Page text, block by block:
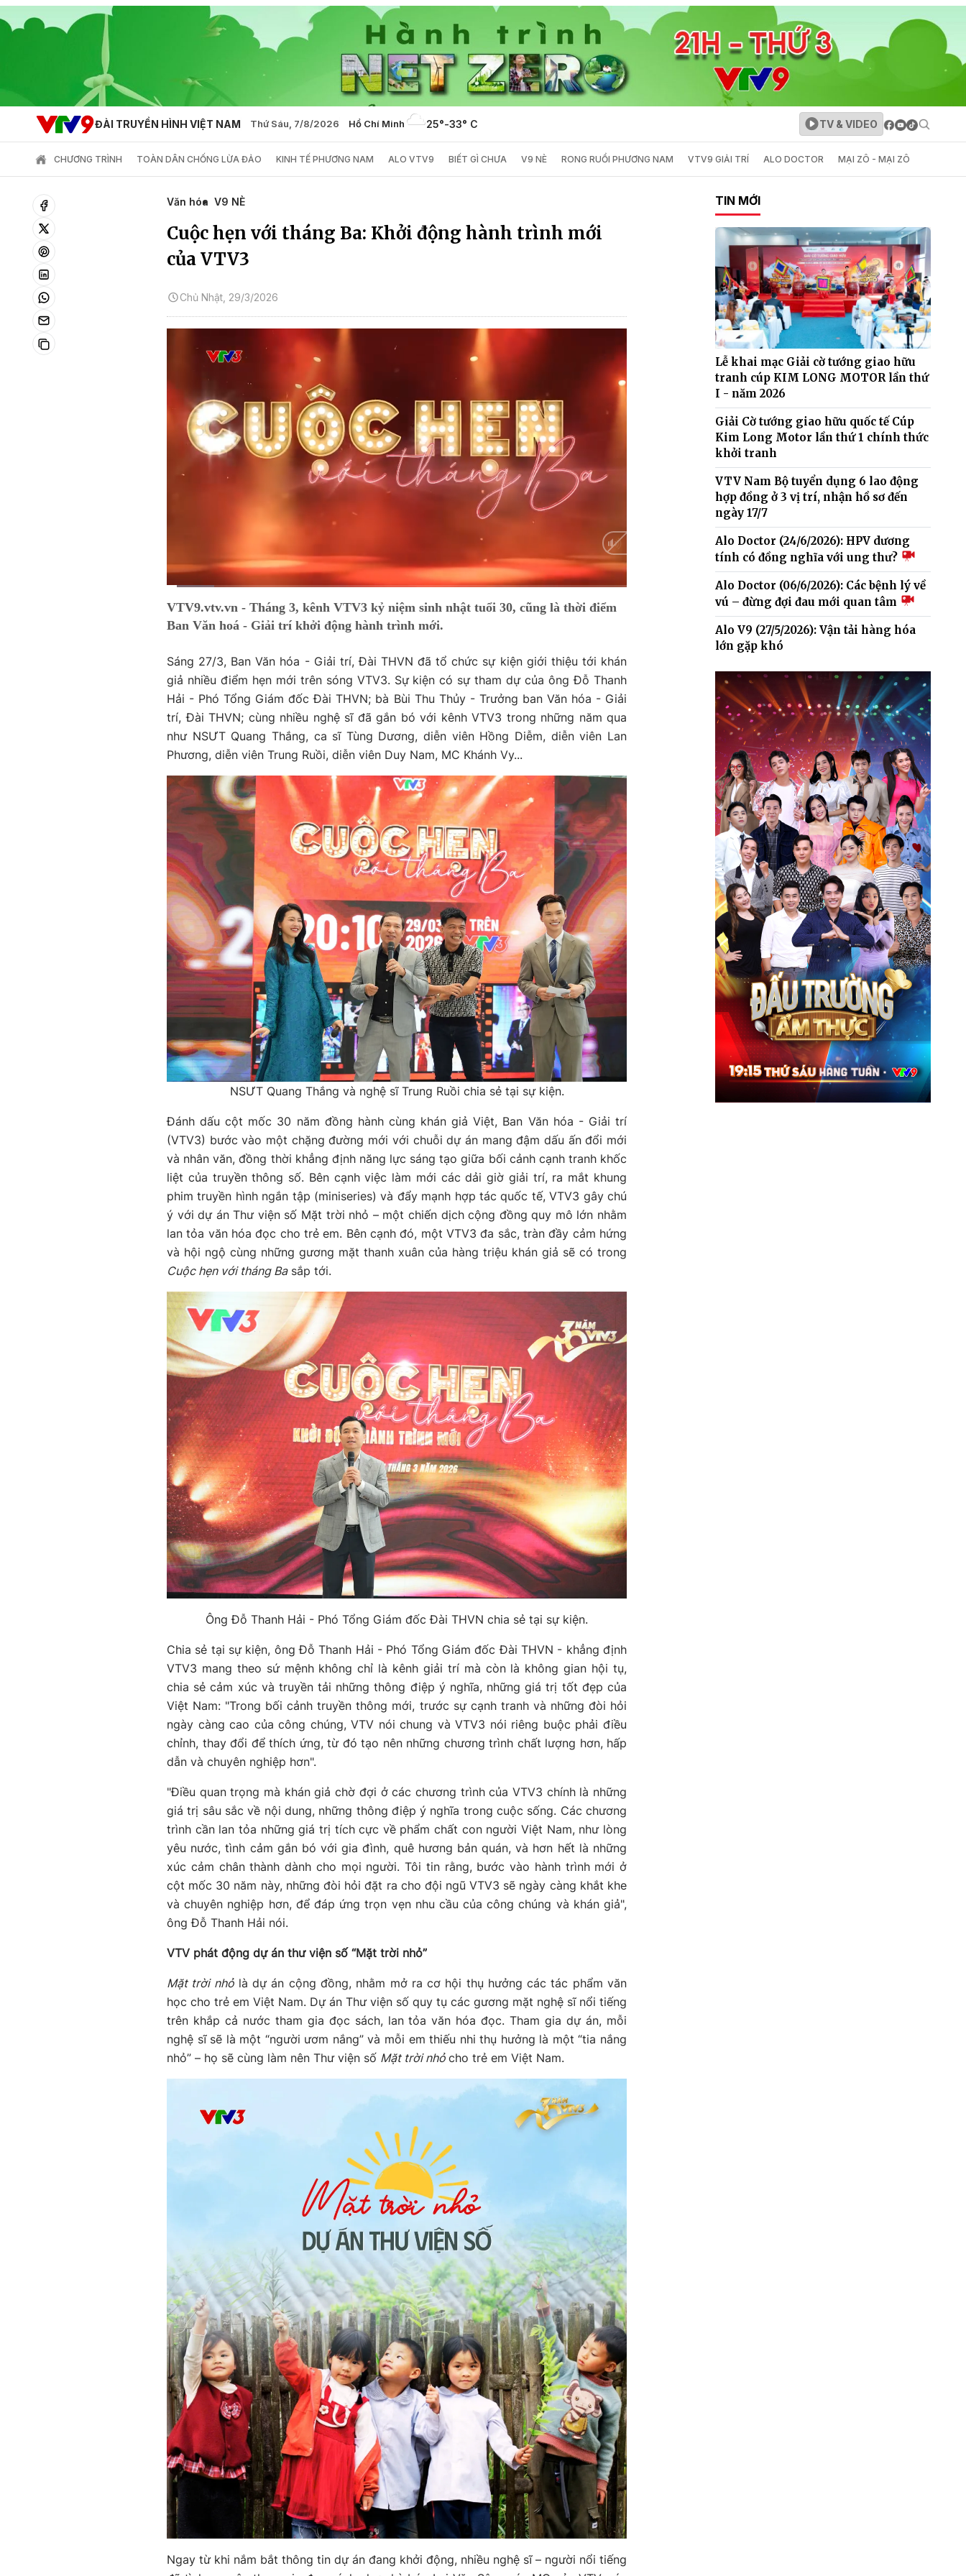
ĐÀI TRUYỀN HÌNH VIỆT NAM Thứ Sáu, 7/8/2026 Hồ Chí Minh 25°-33° C TV & VIDEO
CHƯƠNG TRÌNH TOÀN DÂN CHỐNG LỪA ĐẢO KINH TẾ PHƯƠNG NAM ALO VTV9 BIẾT GÌ CHƯA V9 NÈ RONG RUỔI PHƯƠNG NAM VTV9 GIẢI TRÍ ALO DOCTOR MẠI ZÔ - MẠI ZÔ
Văn hóa V9 NÈ
Cuộc hẹn với tháng Ba: Khởi động hành trình mới
của VTV3
Chủ Nhật, 29/3/2026
Time
VTV9.vtv.vn - Tháng 3, kênh VTV3 kỷ niệm sinh nhật tuổi 30, cũng là thời điểm
Ban Văn hoá - Giải trí khởi động hành trình mới.
Sáng 27/3, Ban Văn hóa - Giải trí, Đài THVN đã tổ chức sự kiện giới thiệu tới khán
giả nhiều điểm hẹn mới trên sóng VTV3. Sự kiện có sự tham dự của ông Đỗ Thanh
Hải - Phó Tổng Giám đốc Đài THVN; bà Bùi Thu Thủy - Trưởng ban Văn hóa - Giải
trí, Đài THVN; cùng nhiều nghệ sĩ đã gắn bó với kênh VTV3 trong những năm qua
như NSƯT Quang Thắng, ca sĩ Tùng Dương, diễn viên Hồng Diễm, diễn viên Lan
Phương, diễn viên Trung Ruồi, diễn viên Duy Nam, MC Khánh Vy...
NSƯT Quang Thắng và nghệ sĩ Trung Ruồi chia sẻ tại sự kiện.
Đánh dấu cột mốc 30 năm đồng hành cùng khán giả Việt, Ban Văn hóa - Giải trí
(VTV3) bước vào một chặng đường mới với chuỗi dự án mang đậm dấu ấn đổi mới
và nhân văn, đồng thời khẳng định năng lực sáng tạo giữa bối cảnh cạnh tranh khốc
liệt của truyền thông số. Bên cạnh việc làm mới các dải giờ giải trí, ra mắt khung
phim truyền hình ngắn tập (miniseries) và đẩy mạnh hợp tác quốc tế, VTV3 gây chú
ý với dự án Thư viện số Mặt trời nhỏ – một chiến dịch cộng đồng quy mô lớn nhằm
lan tỏa văn hóa đọc cho trẻ em. Bên cạnh đó, một VTV3 đa sắc, tràn đầy cảm hứng
và hội ngộ cùng những gương mặt thanh xuân của hàng triệu khán giả sẽ có trong
Cuộc hẹn với tháng Basắp tới.
Ông Đỗ Thanh Hải - Phó Tổng Giám đốc Đài THVN chia sẻ tại sự kiện.
Chia sẻ tại sự kiện, ông Đỗ Thanh Hải - Phó Tổng Giám đốc Đài THVN - khẳng định
VTV3 mang theo sứ mệnh không chỉ là kênh giải trí mà còn là không gian hội tụ,
chia sẻ cảm xúc và truyền tải những thông điệp ý nghĩa, những giá trị tốt đẹp của
Việt Nam: "Trong bối cảnh truyền thông mới, trước sự cạnh tranh và những đòi hỏi
ngày càng cao của công chúng, VTV nói chung và VTV3 nói riêng buộc phải điều
chỉnh, thay đổi để thích ứng, từ đó tạo nên những chương trình chất lượng hơn, hấp
dẫn và chuyên nghiệp hơn".
"Điều quan trọng mà khán giả chờ đợi ở các chương trình của VTV3 chính là những
giá trị sâu sắc về nội dung, những thông điệp ý nghĩa trong cuộc sống. Các chương
trình cần lan tỏa những giá trị tích cực về phẩm chất con người Việt Nam, như lòng
yêu nước, tình cảm gắn bó với gia đình, quê hương bản quán, và hơn hết là những
xúc cảm chân thành dành cho mọi người. Tôi tin rằng, bước vào hành trình mới ở
cột mốc 30 năm này, những đòi hỏi đặt ra cho đội ngũ VTV3 sẽ ngày càng khắt khe
và chuyên nghiệp hơn, để đáp ứng trọn vẹn nhu cầu của công chúng và khán giả",
ông Đỗ Thanh Hải nói.
VTV phát động dự án thư viện số “Mặt trời nhỏ”
Mặt trời nhỏlà dự án cộng đồng, nhằm mở ra cơ hội thụ hưởng các tác phẩm văn
học cho trẻ em Việt Nam. Dự án Thư viện số quy tụ các gương mặt nghệ sĩ nổi tiếng
trên khắp cả nước tham gia đọc sách, lan tỏa văn hóa đọc. Tham gia dự án, mỗi
nghệ sĩ sẽ là một “người ươm nắng” và mỗi em thiếu nhi thụ hưởng là một “tia nắng
nhỏ” – họ sẽ cùng làm nên Thư viện số Mặt trời nhỏ cho trẻ em Việt Nam.
Ngay từ khi nắm bắt thông tin dự án đang khởi động, nhiều nghệ sĩ – người nổi tiếng
TIN MỚI
Lễ khai mạc Giải cờ tướng giao hữu
tranh cúp KIM LONG MOTOR lần thứ
I - năm 2026
Giải Cờ tướng giao hữu quốc tế Cúp
Kim Long Motor lần thứ 1 chính thức
khởi tranh
VTV Nam Bộ tuyển dụng 6 lao động
hợp đồng ở 3 vị trí, nhận hồ sơ đến
ngày 17/7
Alo Doctor (24/6/2026): HPV dương
tính có đồng nghĩa với ung thư?
Alo Doctor (06/6/2026): Các bệnh lý về
vú – đừng đợi đau mới quan tâm
Alo V9 (27/5/2026): Vận tải hàng hóa
lớn gặp khó